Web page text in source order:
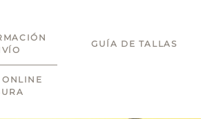
GUÍA DE TALLAS